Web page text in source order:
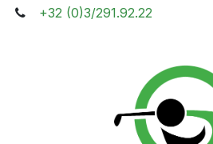
+32 (0)3/291.92.22